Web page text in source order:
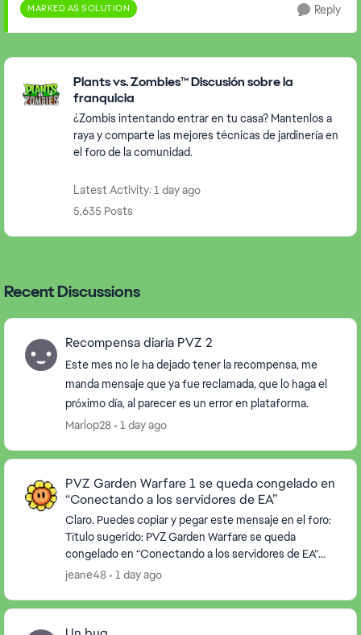
MARKED AS SOLUTION Reply
Featured Places
Plants vs. Zombies™ Discusión sobre la
franquicia
¿Zombis intentando entrar en tu casa? Mantenlos a
raya y comparte las mejores técnicas de jardinería en
el foro de la comunidad.
Latest Activity: 1 day ago
5,635 Posts
Recent Discussions
Recompensa diaria PVZ 2
Este mes no le ha dejado tener la recompensa, me
manda mensaje que ya fue reclamada, que lo haga el
próximo día, al parecer es un error en plataforma.
Marlop28
1 day ago
PVZ Garden Warfare 1 se queda congelado en
“Conectando a los servidores de EA”
Claro. Puedes copiar y pegar este mensaje en el foro:
Título sugerido: PVZ Garden Warfare se queda
congelado en “Conectando a los servidores de EA”
Buenas tardes. Estamos teniendo un problema con...
jeane48 1 day ago